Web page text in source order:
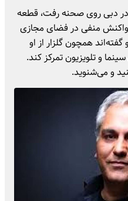
در دبی روی صحنه رفت، قطعه
واکنش منفی در فضای مجازی
همچون گلزار از او
و تلویزیون تمرکز کند.
و می‌شنوید.